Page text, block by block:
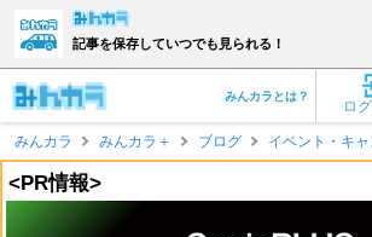
記事を保存していつでも見られる！
ロ
みんカラとは？
みんカラ みんカラ＋ ブログ イベント・キ
<PR情報>